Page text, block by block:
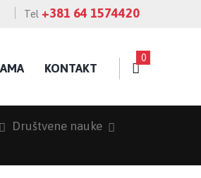
Tel +381 64 1574420
KONTAKT
0
Društvene nauke